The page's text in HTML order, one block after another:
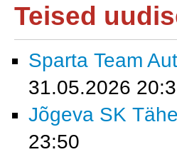
Teised
Sparta Team
31.05.2026
Jõgeva SK
23:50